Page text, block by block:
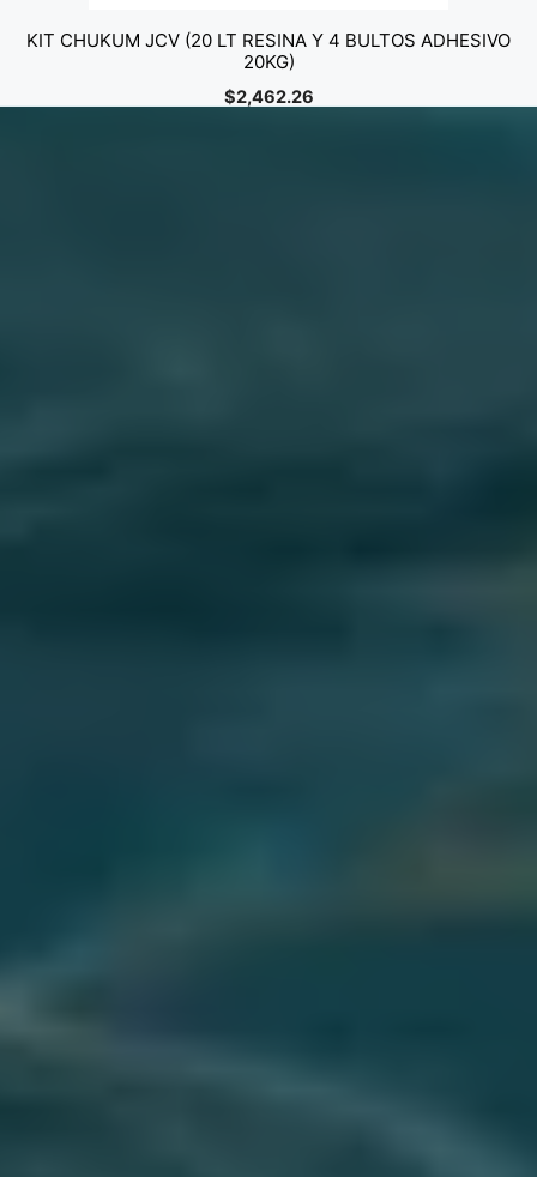
KIT CHUKUM JCV (20 LT RESINA Y 4 BULTOS ADHESIVO
20KG)
$2,462.26